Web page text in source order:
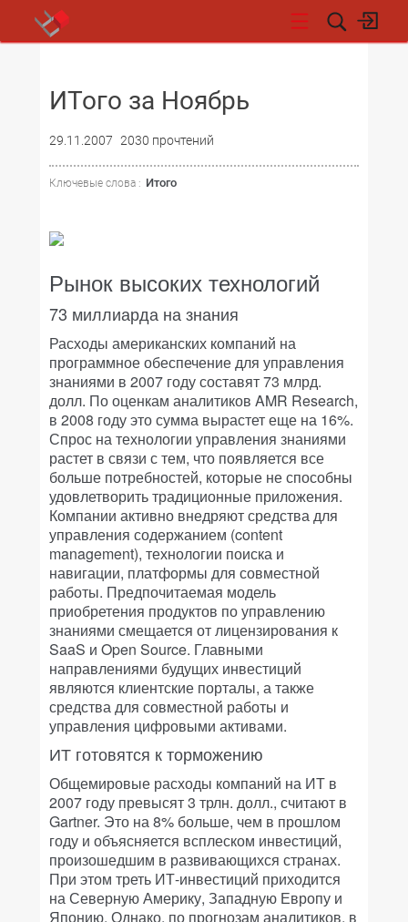
ИТого за Ноябрь
29.11.2007 2030 прочтений
Ключевые слова : Итого
Рынок высоких технологий
73 миллиарда на знания
Расходы американских компаний на
программное обеспечение для управления
знаниями в 2007 году составят 73 млрд.
долл. По оценкам аналитиков AMR Research,
в 2008 году это сумма вырастет еще на 16%.
Спрос на технологии управления знаниями
растет в связи с тем, что появляется все
больше потребностей, которые не способны
удовлетворить традиционные приложения.
Компании активно внедряют средства для
управления содержанием (content
management), технологии поиска и
навигации, платформы для совместной
работы. Предпочитаемая модель
приобретения продуктов по управлению
знаниями смещается от лицензирования к
SaaS и Open Source. Главными
направлениями будущих инвестиций
являются клиентские порталы, а также
средства для совместной работы и
управления цифровыми активами.
ИТ готовятся к торможению
Общемировые расходы компаний на ИТ в
2007 году превысят 3 трлн. долл., считают в
Gartner. Это на 8% больше, чем в прошлом
году и объясняется всплеском инвестиций,
произошедшим в развивающихся странах.
При этом треть ИТ-инвестиций приходится
на Северную Америку, Западную Европу и
Японию. Однако, по прогнозам аналитиков, в